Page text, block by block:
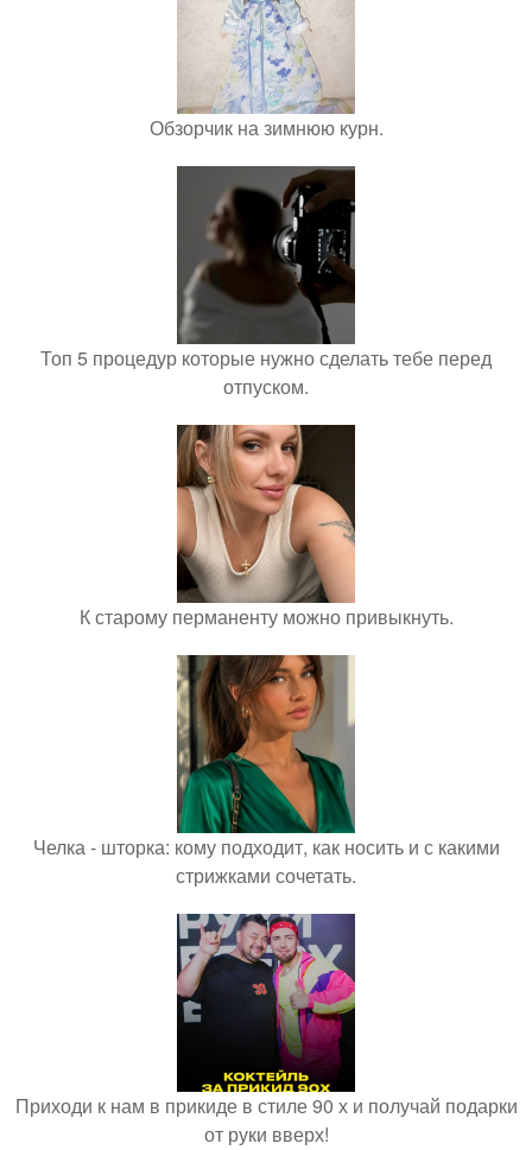
Обзорчик на зимнюю курн.
Топ 5 процедур которые нужно сделать тебе перед
отпуском.
К старому перманенту можно привыкнуть.
Челка - шторка: кому подходит, как носить и с какими
стрижками сочетать.
Приходи к нам в прикиде в стиле 90 х и получай подарки
от руки вверх!